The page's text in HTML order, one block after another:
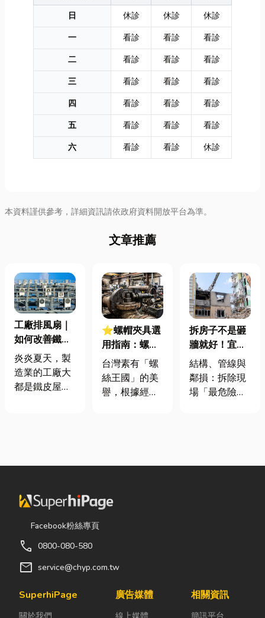
日
休診 休診
休診
一
看診 看診
看診
二
看診 看診
看診
三
看診 看診
看診
四
看診 看診
看診
五
看診 看診
看診
六
看診 看診 休診
本資料謹供參考，詳細資訊請依政府資料開放平台為準。
文章推薦
工廠排風扇｜
如何改善鐵皮
屋頂廠房的溫
度
炎炎夏天，製
造業的工廠大
都是鐵皮屋
是最快速心較
以下小編會說
明工廠排風扇
的原理及建議
置。 工廠排風
扇｜改善溫度
⭐螺帽夾具選
用指南：螺母
挾具頻繁耗
損？3大關鍵
提升扣件成型
台灣素有「螺
絲王國」的美
譽，根據經濟
額高達 42.1
731816）產
戶對扣件精度
日益嚴苛的趨
拆房子不是砸
牆就好！宜蘭
裝潢拆除、水
泥切割施工前
必看的避坑指
結構、管線與
鄰損：拆除現
場「最危險的
混亂的環境
陷： 這是老屋
Facebook粉絲專頁
call 0800-080-580
mail service@chyp.com.tw
SuperhiPage
關於我們
廣告媒體
線上媒體
相關資訊
簡訊平台